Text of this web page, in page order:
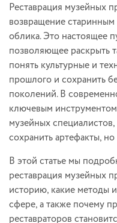
Реставрация музейных
возвращение
облика. Это настоящее
позволяющее раскрыть
понять культурные и
прошлого и сохранить
поколений. В
ключевым
музейных
сохранить артефакты,
В этой статье мы
реставрация музейных
историю, какие методы
сфере, а также почему
реставраторов